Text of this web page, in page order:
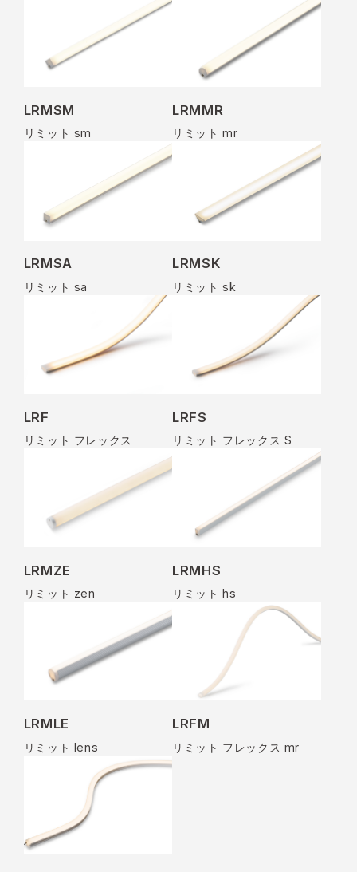
LRMSM
リミット sm
LRMMR
リミット mr
LRMSA
リミット sa
LRMSK
リミット sk
LRF
リミット フレックス
LRFS
リミット フレックス S
LRMZE
リミット zen
LRMHS
リミット hs
LRMLE
リミット lens
LRFM
リミット フレックス mr